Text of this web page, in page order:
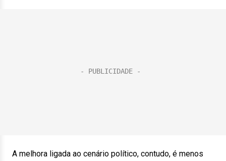
A melhora ligada ao cenário político, contudo, é menos